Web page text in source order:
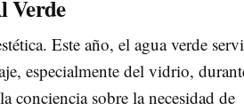
Verde
Este año, el agua verde
especialmente del vidrio,
conciencia sobre la necesidad de